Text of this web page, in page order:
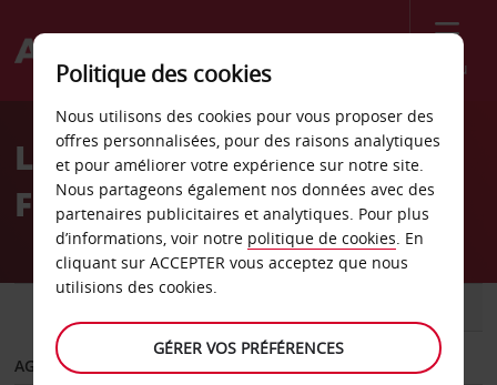
Menu
Welcome
AvisLocation de voiture
Fehmarn
AGENCE DE DÉPART
Politique des cookies
Nous utilisons des cookies pour vous proposer des
offres personnalisées, pour des raisons analytiques
et pour améliorer votre expérience sur notre site.
Nous partageons également nos données avec des
partenaires publicitaires et analytiques. Pour plus
d’informations, voir notre politique de cookies. En
cliquant sur ACCEPTER vous acceptez que nous
utilisions des cookies.
GÉRER VOS PRÉFÉRENCES